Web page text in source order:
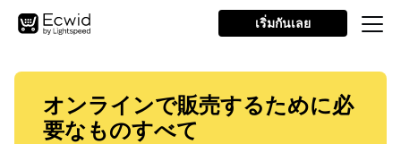
เริ่มกันเลย
オンラインで販売するために必
要なものすべて